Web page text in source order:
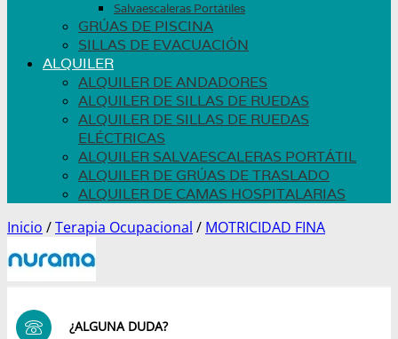
Salvaescaleras Portátiles
GRÚAS DE PISCINA
SILLAS DE EVACUACIÓN
ALQUILER
ALQUILER DE ANDADORES
ALQUILER DE SILLAS DE RUEDAS
ALQUILER DE SILLAS DE RUEDAS
ELÉCTRICAS
ALQUILER SALVAESCALERAS PORTÁTIL
ALQUILER DE GRÚAS DE TRASLADO
ALQUILER DE CAMAS HOSPITALARIAS
Inicio /Terapia Ocupacional / MOTRICIDAD FINA
¿ALGUNA DUDA?